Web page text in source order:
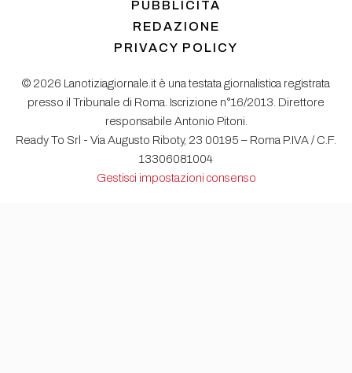
PUBBLICITÀ
REDAZIONE
PRIVACY POLICY
© 2026 Lanotiziagiornale.it è una testata giornalistica registrata
presso il Tribunale di Roma. Iscrizione n°16/2013. Direttore
responsabile Antonio Pitoni.
Ready To Srl - Via Augusto Riboty, 23 00195 – Roma P.IVA / C.F.
13306081004
Gestisci impostazioni consenso